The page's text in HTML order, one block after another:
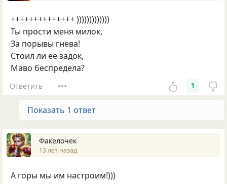
++++++++++++++ )))))))))))))
Ты прости меня милок,
За порывы гнева!
Стоил ли её задок,
Маво беспредела?
Ответить 1
Показать 1 ответ
Факелочек
13 лет назад
А горы мы им настроим!)))